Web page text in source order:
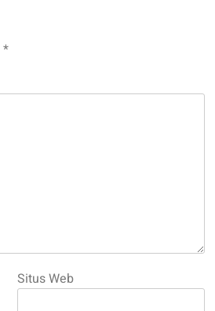
*
Situs Web